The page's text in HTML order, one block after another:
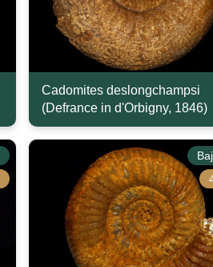
Cadomites deslongchampsi
(Defrance in d'Orbigny, 1846)